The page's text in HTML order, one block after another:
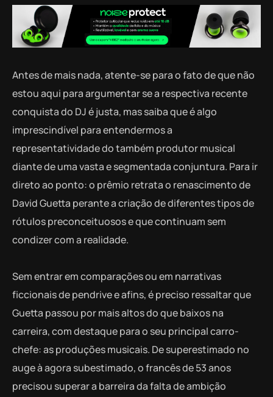
Antes de mais nada, atente-se para o fato de que não
estou aqui para argumentar se a respectiva recente
conquista do DJ é justa, mas saiba que é algo
imprescindível para entendermos a
representatividade do também produtor musical
diante de uma vasta e segmentada conjuntura. Para ir
direto ao ponto: o prêmio retrata o renascimento de
David Guetta perante a criação de diferentes tipos de
rótulos preconceituosos e que continuam sem
condizer com a realidade.
Sem entrar em comparações ou em narrativas
ficcionais de pendrive e afins, é preciso ressaltar que
Guetta passou por mais altos do que baixos na
carreira, com destaque para o seu principal carro-
chefe: as produções musicais. De superestimado no
auge à agora subestimado, o francês de 53 anos
precisou superar a barreira da falta de ambição